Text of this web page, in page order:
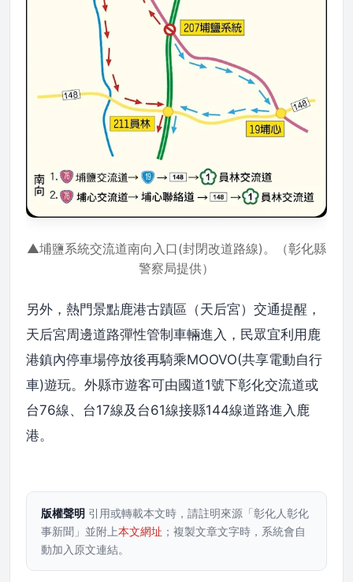
▲埔鹽系統交流道南向入口(封閉改道路線)。（彰化縣
警察局提供）
另外，熱門景點鹿港古蹟區（天后宮）交通提醒，
天后宮周邊道路彈性管制車輛進入，民眾宜利用鹿
港鎮內停車場停放後再騎乘MOOVO(共享電動自行
車)遊玩。外縣市遊客可由國道1號下彰化交流道或
台76線、台17線及台61線接縣144線道路進入鹿
港。
版權聲明 引用或轉載本文時，請註明來源「彰化人彰化
事新聞」並附上本文網址 ；複製文章文字時，系統會自
動加入原文連結。